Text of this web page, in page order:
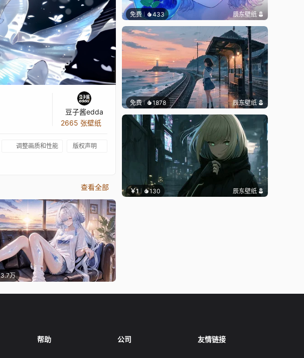
豆子酱edda
2665 张壁纸
调整画质和性能 版权声明
查看全部
3.7万
免费 433 辰东壁纸
免费 1878 辰东壁纸
￥1 130 辰东壁纸
帮助 公司 友情链接